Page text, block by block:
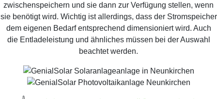
zwischenspeichern und sie dann zur Verfügung stellen, wenn
sie benötigt wird. Wichtig ist allerdings, dass der Stromspeicher
dem eigenen Bedarf entsprechend dimensioniert wird. Auch
die Entladeleistung und ähnliches müssen bei der Auswahl
beachtet werden.